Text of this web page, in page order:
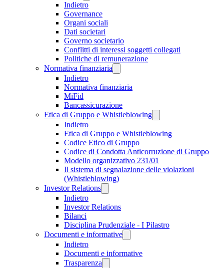
Indietro
Governance
Organi sociali
Dati societari
Governo societario
Conflitti di interessi soggetti collegati
Politiche di remunerazione
Normativa finanziaria
Indietro
Normativa finanziaria
MiFid
Bancassicurazione
Etica di Gruppo e Whistleblowing
Indietro
Etica di Gruppo e Whistleblowing
Codice Etico di Gruppo
Codice di Condotta Anticorruzione di Gruppo
Modello organizzativo 231/01
Il sistema di segnalazione delle violazioni
(Whistleblowing)
Investor Relations
Indietro
Investor Relations
Bilanci
Disciplina Prudenziale - I Pilastro
Documenti e informative
Indietro
Documenti e informative
Trasparenza